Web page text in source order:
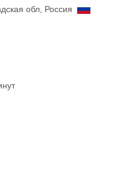
обл, Россия